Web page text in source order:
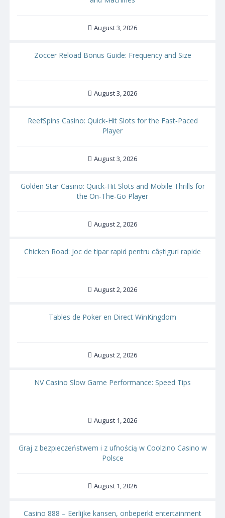
August 3, 2026
Zoccer Reload Bonus Guide: Frequency and Size
August 3, 2026
ReefSpins Casino: Quick‑Hit Slots for the Fast‑Paced
Player
August 3, 2026
Golden Star Casino: Quick‑Hit Slots and Mobile Thrills for
the On‑The‑Go Player
August 2, 2026
Chicken Road: Joc de tipar rapid pentru câștiguri rapide
August 2, 2026
Tables de Poker en Direct WinKingdom
August 2, 2026
NV Casino Slow Game Performance: Speed Tips
August 1, 2026
Graj z bezpieczeństwem i z ufnością w Coolzino Casino w
Polsce
August 1, 2026
Casino 888 – Eerlijke kansen, onbeperkt entertainment